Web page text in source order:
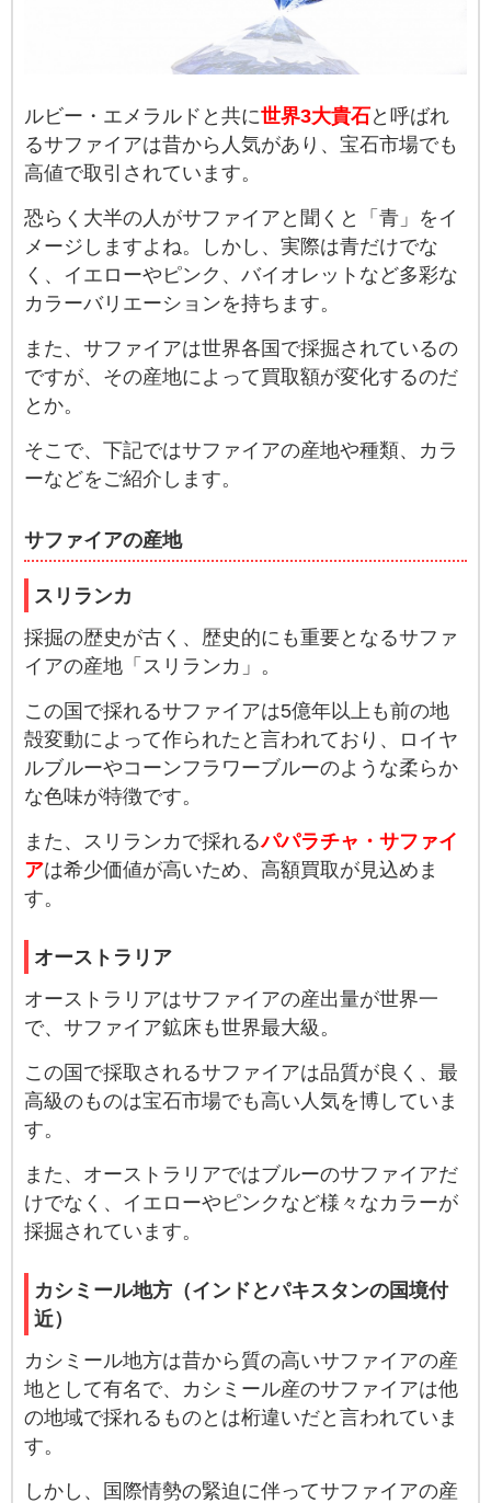
ルビー・エメラルドと共に世界3大貴石と呼ばれ
るサファイアは昔から人気があり、宝石市場でも
高値で取引されています。
恐らく大半の人がサファイアと聞くと「青」をイ
メージしますよね。しかし、実際は青だけでな
く、イエローやピンク、バイオレットなど多彩な
カラーバリエーションを持ちます。
また、サファイアは世界各国で採掘されているの
ですが、その産地によって買取額が変化するのだ
とか。
そこで、下記ではサファイアの産地や種類、カラ
ーなどをご紹介します。
サファイアの産地
スリランカ
採掘の歴史が古く、歴史的にも重要となるサファ
イアの産地「スリランカ」。
この国で採れるサファイアは5億年以上も前の地
殻変動によって作られたと言われており、ロイヤ
ルブルーやコーンフラワーブルーのような柔らか
な色味が特徴です。
また、スリランカで採れるパパラチャ・サファイ
アは希少価値が高いため、高額買取が見込めま
す。
オーストラリア
オーストラリアはサファイアの産出量が世界一
で、サファイア鉱床も世界最大級。
この国で採取されるサファイアは品質が良く、最
高級のものは宝石市場でも高い人気を博していま
す。
また、オーストラリアではブルーのサファイアだ
けでなく、イエローやピンクなど様々なカラーが
採掘されています。
カシミール地方（インドとパキスタンの国境付
近）
カシミール地方は昔から質の高いサファイアの産
地として有名で、カシミール産のサファイアは他
の地域で採れるものとは桁違いだと言われていま
す。
しかし、国際情勢の緊迫に伴ってサファイアの産